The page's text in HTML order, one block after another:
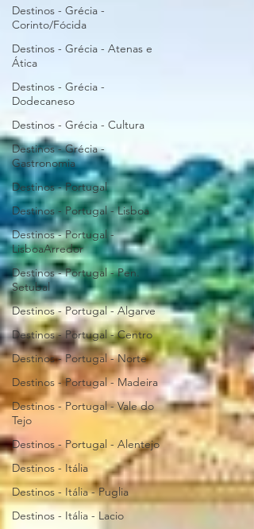
Destinos - Grécia -
Corinto/Fócida
Destinos - Grécia - Atenas e
Ática
Destinos - Grécia -
Dodecaneso
Destinos - Grécia - Cultura
Destinos - Grécia -
Gastronomia
Destinos - Portugal
Destinos - Portugal - Lisboa
Destinos - Portugal -
LisboaArredor
Destinos - Portugal - Pen.
Setubal
Destinos - Portugal - Algarve
Destinos - Portugal - Centro
Destinos - Portugal - Norte
Destinos - Portugal - Madeira
Destinos - Portugal - Vale do
Tejo
Destinos - Portugal - Alentejo
Destinos - Itália
Destinos - Itália - Puglia
Destinos - Itália - Lacio